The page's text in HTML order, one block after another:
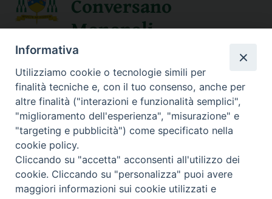
Conversano
Monopoli
SEGUICI SU
Contatti
Sede Curia
70014 CONVERSANO (BA) – Via San Benedetto, 1
E-mail: curia@conversano.chiesacattolica.it
Informativa
Utilizziamo cookie o tecnologie simili per
finalità tecniche e, con il tuo consenso, anche per
altre finalità ("interazioni e funzionalità semplici",
"miglioramento dell'esperienza", "misurazione" e
"targeting e pubblicità") come specificato nella
cookie policy.
Cliccando su "accetta" acconsenti all'utilizzo dei
cookie. Cliccando su "personalizza" puoi avere
maggiori informazioni sui cookie utilizzati e